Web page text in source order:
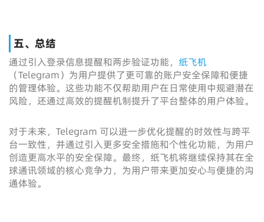
五、总结
通过引入登录信息提醒和两步验证功能， 纸飞机
（Telegram）为用户提供了更可靠的账户安全保障和便捷
的管理体验。这些功能不仅帮助用户在日常使用中规避潜在
风险，还通过高效的提醒机制提升了平台整体的用户体验。
对于未来，Telegram 可以进一步优化提醒的时效性与跨平
台一致性，并通过引入更多安全措施和个性化功能，为用户
创造更高水平的安全保障。最终，纸飞机将继续保持其在全
球通讯领域的核心竞争力，为用户带来更加安心与便捷的沟
通体验。